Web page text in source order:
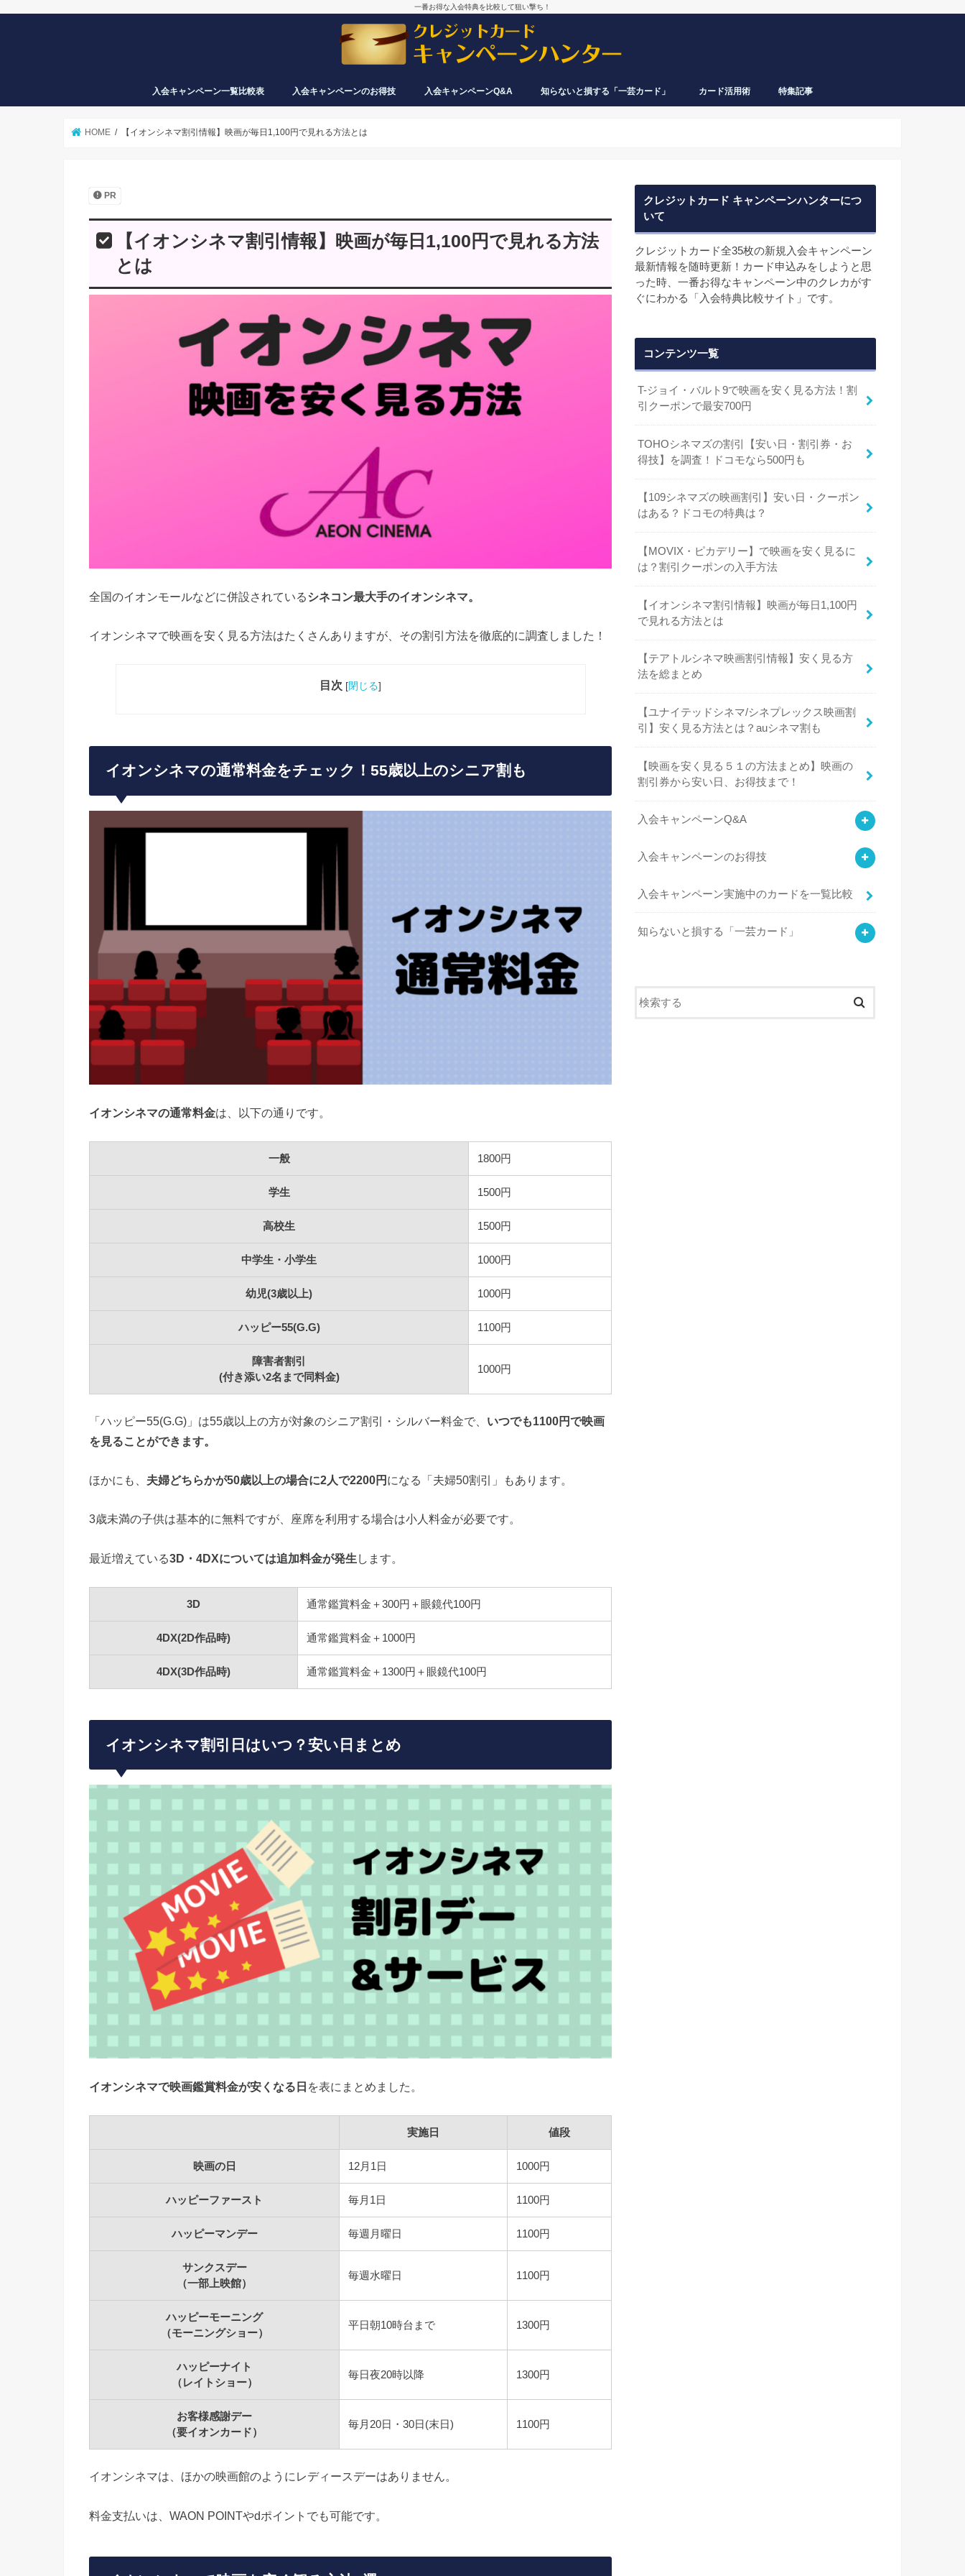
一番お得な入会特典を比較して狙い撃ち！
入会キャンペーン一覧比較表 入会キャンペーンのお得技
から買い物できる
nanaco
入会キャンペーンQ&A 知らないと損する「一芸カード」 カード活用術 特集記事
HOME 【イオンシネマ割引情報】映画が毎日1,100円で見れる方法とは
PR
【イオンシネマ割引情報】映画が毎日1,100円で見れる方法
とは
全国のイオンモールなどに併設されているシネコン最大手のイオンシネマ。
イオンシネマで映画を安く見る方法はたくさんありますが、その割引方法を徹底的に調査しました！
目次 [閉じる]
イオンシネマの通常料金をチェック！55歳以上のシニア割も
イオンシネマの通常料金は、以下の通りです。
一般 1800円
学生 1500円
高校生 1500円
中学生・小学生 1000円
幼児(3歳以上) 1000円
ハッピー55(G.G) 1100円
障害者割引
(付き添い2名まで同料金)
1000円
「ハッピー55(G.G)」は55歳以上の方が対象のシニア割引・シルバー料金で、 いつでも1100円で映画
を見ることができます。
ほかにも、 夫婦どちらかが50歳以上の場合に2人で2200円 になる「夫婦50割引」もあります。
3歳未満の子供は基本的に無料ですが、座席を利用する場合は小人料金が必要です。
最近増えている3D・4DXについては追加料金が発生 します。
3D 通常鑑賞料金＋300円＋眼鏡代100円
4DX(2D作品時) 通常鑑賞料金＋1000円
4DX(3D作品時) 通常鑑賞料金＋1300円＋眼鏡代100円
イオンシネマ割引日はいつ？安い日まとめ
イオンシネマで映画鑑賞料金が安くなる日 を表にまとめました。
実施日 値段
映画の日 12月1日 1000円
ハッピーファースト 毎月1日 1100円
ハッピーマンデー 毎週月曜日 1100円
サンクスデー
（一部上映館）
毎週水曜日 1100円
ハッピーモーニング
（モーニングショー）
平日朝10時台まで 1300円
ハッピーナイト
（レイトショー）
毎日夜20時以降 1300円
お客様感謝デー
（要イオンカード）
毎月20日・30日(末日) 1100円
イオンシネマは、ほかの映画館のようにレディースデーはありません。
料金支払いは、WAON POINTやdポイントでも可能です。
クレジットカード キャンペーンハンターにつ
いて
クレジットカード全35枚の新規入会キャンペーン
最新情報を随時更新！カード申込みをしようと思
った時、一番お得なキャンペーン中のクレカがす
ぐにわかる「入会特典比較サイト」です。
コンテンツ一覧
T-ジョイ・バルト9で映画を安く見る方法！割
引クーポンで最安700円
TOHOシネマズの割引【安い日・割引券・お
得技】を調査！ドコモなら500円も
【109シネマズの映画割引】安い日・クーポン
はある？ドコモの特典は？
【MOVIX・ピカデリー】で映画を安く見るに
は？割引クーポンの入手方法
【イオンシネマ割引情報】映画が毎日1,100円
で見れる方法とは
【テアトルシネマ映画割引情報】安く見る方
法を総まとめ
【ユナイテッドシネマ/シネプレックス映画割
引】安く見る方法とは？auシネマ割も
【映画を安く見る５１の方法まとめ】映画の
割引券から安い日、お得技まで！
入会キャンペーンQ&A
入会キャンペーンのお得技
入会キャンペーン実施中のカードを一覧比較
知らないと損する「一芸カード」